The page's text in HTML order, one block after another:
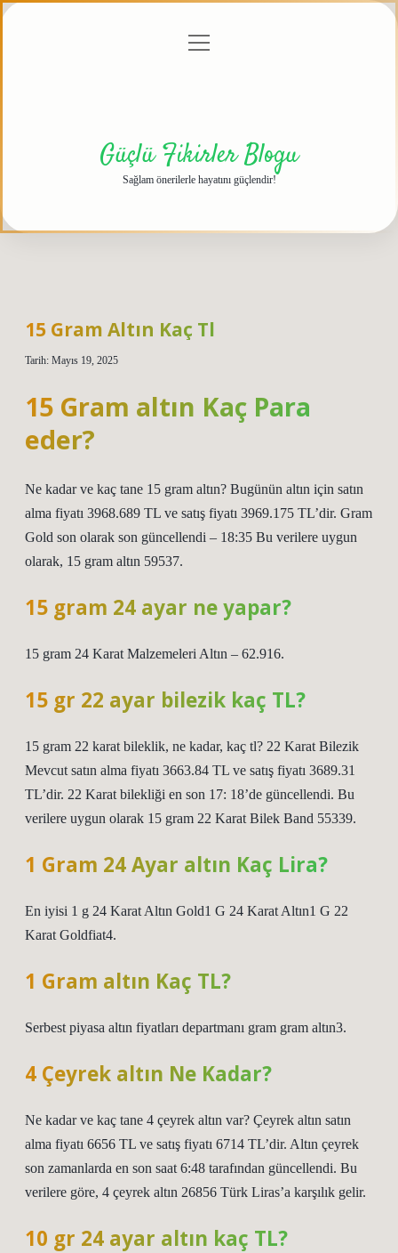
menüyü
Güçlü Fikirler Blogu
Sağlam önerilerle hayatını güçlendir!
15 Gram Altın Kaç Tl
Tarih: Mayıs 19, 2025
15 Gram altın Kaç Para
eder?
Ne kadar ve kaç tane 15 gram altın? Bugünün altın için satın
alma fiyatı 3968.689 TL ve satış fiyatı 3969.175 TL’dir. Gram
Gold son olarak son güncellendi – 18:35 Bu verilere uygun
olarak, 15 gram altın 59537.
15 gram 24 ayar ne yapar?
15 gram 24 Karat Malzemeleri Altın – 62.916.
15 gr 22 ayar bilezik kaç TL?
15 gram 22 karat bileklik, ne kadar, kaç tl? 22 Karat Bilezik
Mevcut satın alma fiyatı 3663.84 TL ve satış fiyatı 3689.31
TL’dir. 22 Karat bilekliği en son 17: 18’de güncellendi. Bu
verilere uygun olarak 15 gram 22 Karat Bilek Band 55339.
1 Gram 24 Ayar altın Kaç Lira?
En iyisi 1 g 24 Karat Altın Gold1 G 24 Karat Altın1 G 22
Karat Goldfiat4.
1 Gram altın Kaç TL?
Serbest piyasa altın fiyatları departmanı gram gram altın3.
4 Çeyrek altın Ne Kadar?
Ne kadar ve kaç tane 4 çeyrek altın var? Çeyrek altın satın
alma fiyatı 6656 TL ve satış fiyatı 6714 TL’dir. Altın çeyrek
son zamanlarda en son saat 6:48 tarafından güncellendi. Bu
verilere göre, 4 çeyrek altın 26856 Türk Liras’a karşılık gelir.
10 gr 24 ayar altın kaç TL?